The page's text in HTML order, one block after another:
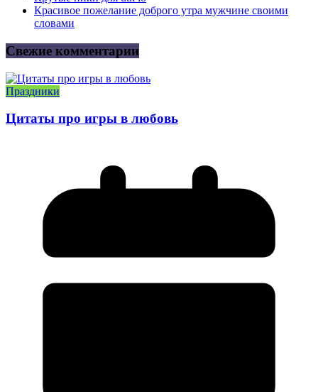
Красивое пожелание доброго утра мужчине своими
словами
Свежие комментарии
Праздники
Цитаты про игры в любовь